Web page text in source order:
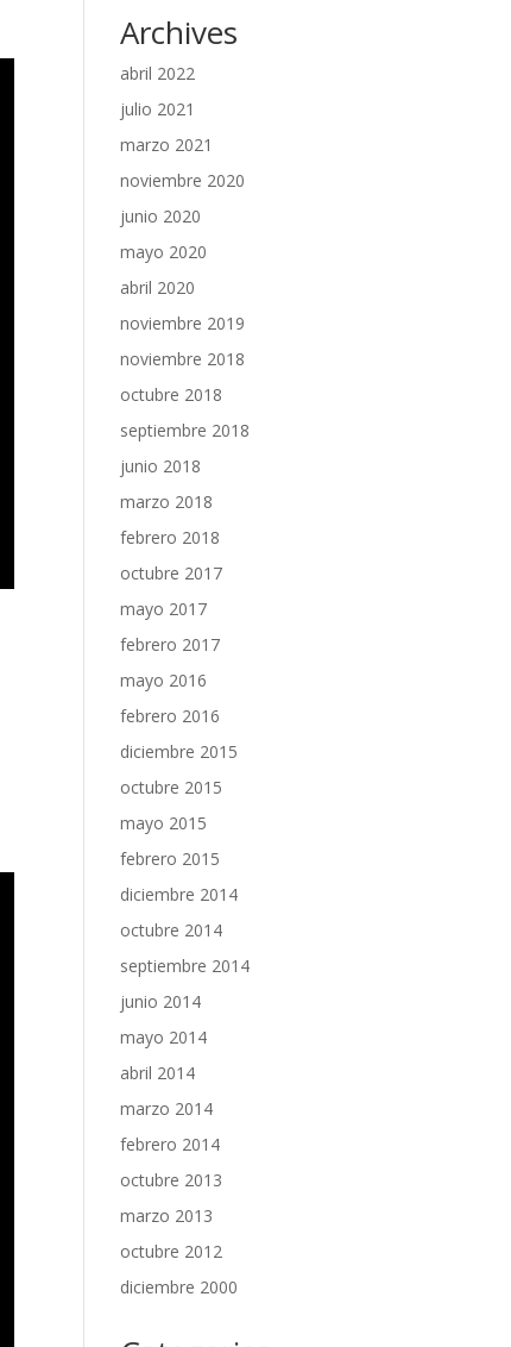
Archives
abril 2022
julio 2021
marzo 2021
noviembre 2020
junio 2020
mayo 2020
abril 2020
noviembre 2019
noviembre 2018
octubre 2018
septiembre 2018
junio 2018
marzo 2018
febrero 2018
octubre 2017
mayo 2017
febrero 2017
mayo 2016
febrero 2016
diciembre 2015
octubre 2015
mayo 2015
febrero 2015
diciembre 2014
octubre 2014
septiembre 2014
junio 2014
mayo 2014
abril 2014
marzo 2014
febrero 2014
octubre 2013
marzo 2013
octubre 2012
diciembre 2000